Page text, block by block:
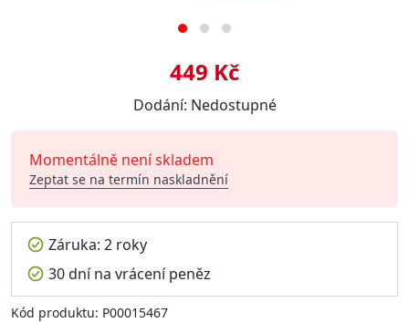
449 Kč
Dodání: Nedostupné
Momentálně není skladem
Zeptat se na termín naskladnění
Záruka: 2 roky
30 dní na vrácení peněz
Kód produktu: P00015467